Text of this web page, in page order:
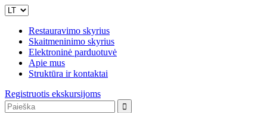
Restauravimo skyrius
Skaitmeninimo skyrius
Elektroninė parduotuvė
Apie mus
Struktūra ir kontaktai
Registruotis ekskursijoms